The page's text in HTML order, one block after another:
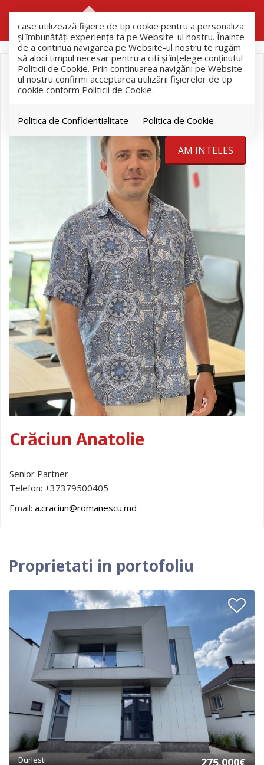
case utilizează fişiere de tip cookie pentru a personaliza
și îmbunătăți experiența ta pe Website-ul nostru. Înainte
de a continua navigarea pe Website-ul nostru te rugăm
să aloci timpul necesar pentru a citi și înțelege conținutul
Politicii de Cookie. Prin continuarea navigării pe Website-
ul nostru confirmi acceptarea utilizării fişierelor de tip
cookie conform Politicii de Cookie.
Politica de Confidentialitate Politica de Cookie
AM INTELES
Crăciun Anatolie
Senior Partner
Telefon: +37379500405
Email: a.craciun@romanescu.md
Proprietati in portofoliu
Durlesti 275.000€